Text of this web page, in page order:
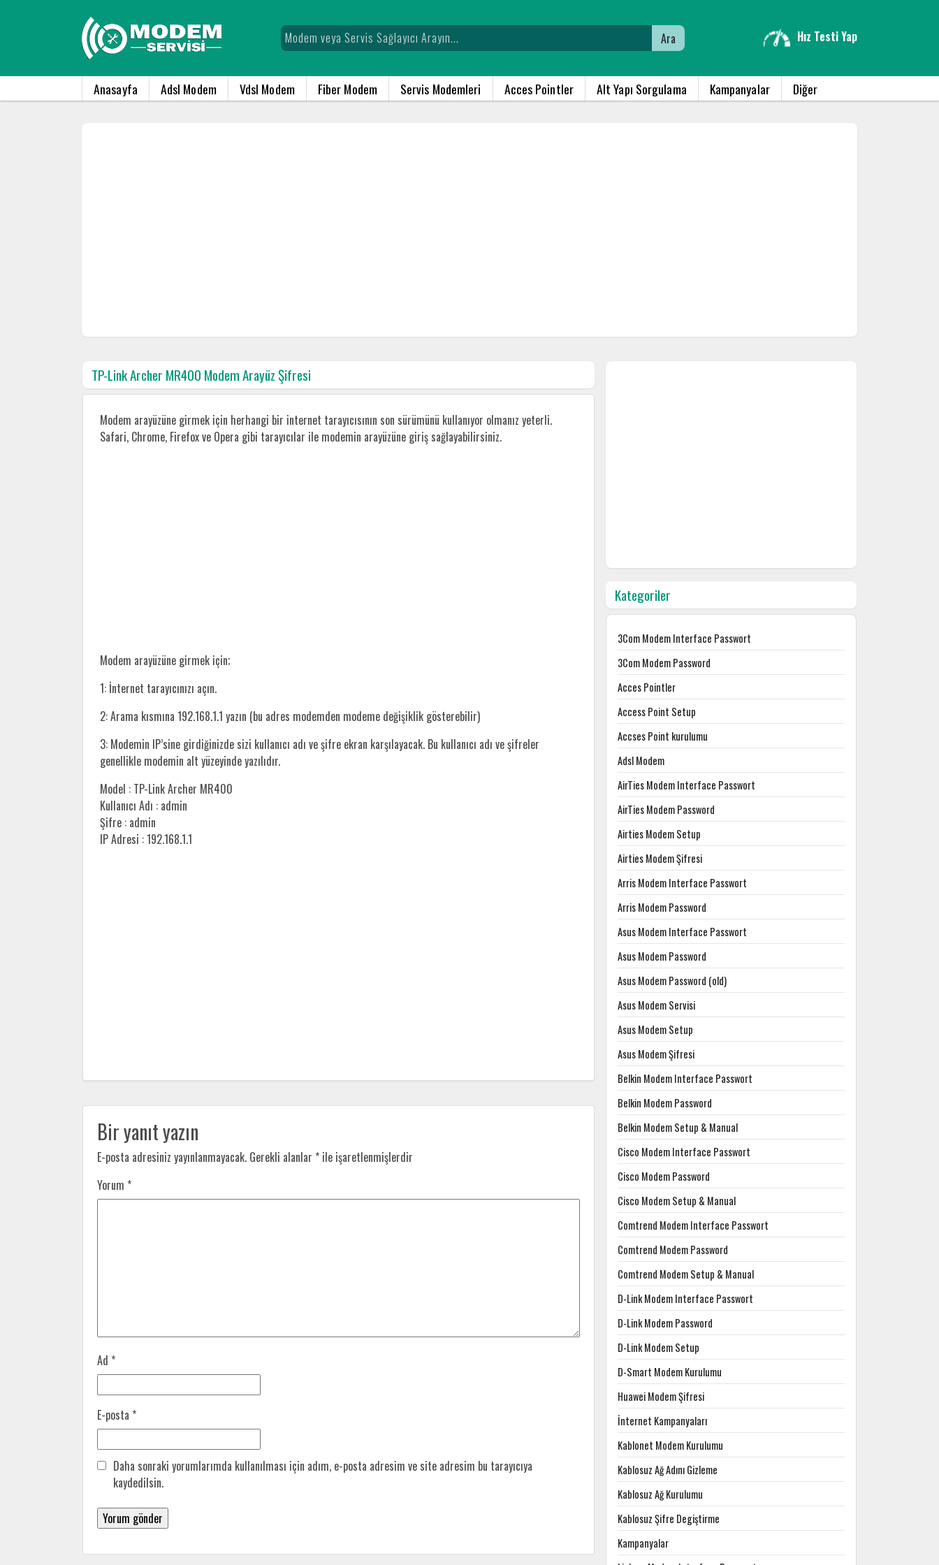
Ara Hız Testi Yap
Anasayfa Adsl Modem Vdsl Modem Fiber Modem Servis Modemleri Acces Pointler Alt Yapı Sorgulama Kampanyalar Diğer
TP-Link Archer MR400 Modem Arayüz Şifresi
Modem arayüzüne girmek için herhangi bir internet tarayıcısının son sürümünü kullanıyor olmanız yeterli.
Safari, Chrome, Firefox ve Opera gibi tarayıcılar ile modemin arayüzüne giriş sağlayabilirsiniz.
Modem arayüzüne girmek için;
1: İnternet tarayıcınızı açın.
2: Arama kısmına 192.168.1.1 yazın (bu adres modemden modeme değişiklik gösterebilir)
3: Modemin IP’sine girdiğinizde sizi kullanıcı adı ve şifre ekran karşılayacak. Bu kullanıcı adı ve şifreler
genellikle modemin alt yüzeyinde yazılıdır.
Model : TP-Link Archer MR400
Kullanıcı Adı : admin
Şifre : admin
IP Adresi : 192.168.1.1
Bir yanıt yazın
E-posta adresiniz yayınlanmayacak. Gerekli alanlar * ile işaretlenmişlerdir
Yorum *
Ad *
E-posta *
Daha sonraki yorumlarımda kullanılması için adım, e-posta adresim ve site adresim bu tarayıcıya
kaydedilsin.
Kategoriler
3Com Modem Interface Passwort
3Com Modem Password
Acces Pointler
Access Point Setup
Accses Point kurulumu
Adsl Modem
AirTies Modem Interface Passwort
AirTies Modem Password
Airties Modem Setup
Airties Modem Şifresi
Arris Modem Interface Passwort
Arris Modem Password
Asus Modem Interface Passwort
Asus Modem Password
Asus Modem Password (old)
Asus Modem Servisi
Asus Modem Setup
Asus Modem Şifresi
Belkin Modem Interface Passwort
Belkin Modem Password
Belkin Modem Setup & Manual
Cisco Modem Interface Passwort
Cisco Modem Password
Cisco Modem Setup & Manual
Comtrend Modem Interface Passwort
Comtrend Modem Password
Comtrend Modem Setup & Manual
D-Link Modem Interface Passwort
D-Link Modem Password
D-Link Modem Setup
D-Smart Modem Kurulumu
Huawei Modem Şifresi
İnternet Kampanyaları
Kablonet Modem Kurulumu
Kablosuz Ağ Adını Gizleme
Kablosuz Ağ Kurulumu
Kablosuz Şifre Degiştirme
Kampanyalar